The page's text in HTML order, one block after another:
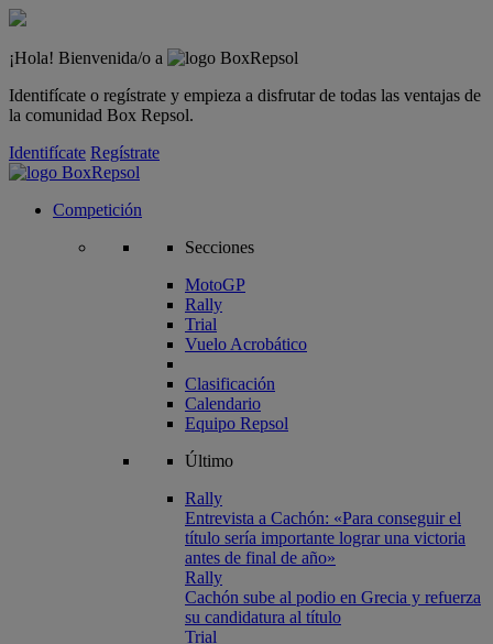
¡Hola! Bienvenida/o a
Identifícate o regístrate y empieza a disfrutar de todas las ventajas de
la comunidad Box Repsol.
Identifícate Regístrate
Competición
Secciones
MotoGP
Rally
Trial
Vuelo Acrobático
Clasificación
Calendario
Equipo Repsol
Último
Rally
Entrevista a Cachón: «Para conseguir el
título sería importante lograr una victoria
antes de final de año»
Rally
Cachón sube al podio en Grecia y refuerza
su candidatura al título
Trial